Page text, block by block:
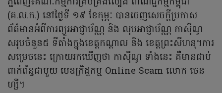
(គ.ល.ក.) នៅថ្ងៃទី ១៩ ខែកុម្ភៈ បានចេញសេចក្ដីប្រកាស
ព័ត៌មានអំពីការព្យួរអាជ្ញាប័ណ្ណ និង លុបអាជ្ញាប័ណ្ណ កាស៉ីណូ
សរុបចំនួន៥ ទីតាំងក្នុងខេត្តកណ្តាល និង ខេត្តព្រះសីហនុ។ការ
សម្រេចនេះ ក្រោយរកឃើញថា កាស៊ីណូ ទាំងនេះ គឺមានជាប់
ពាក់ព័ន្ធជាមួយ មេឧក្រិដ្ឋកម្ម Online Scam លោក ចេន
ហ្សី។